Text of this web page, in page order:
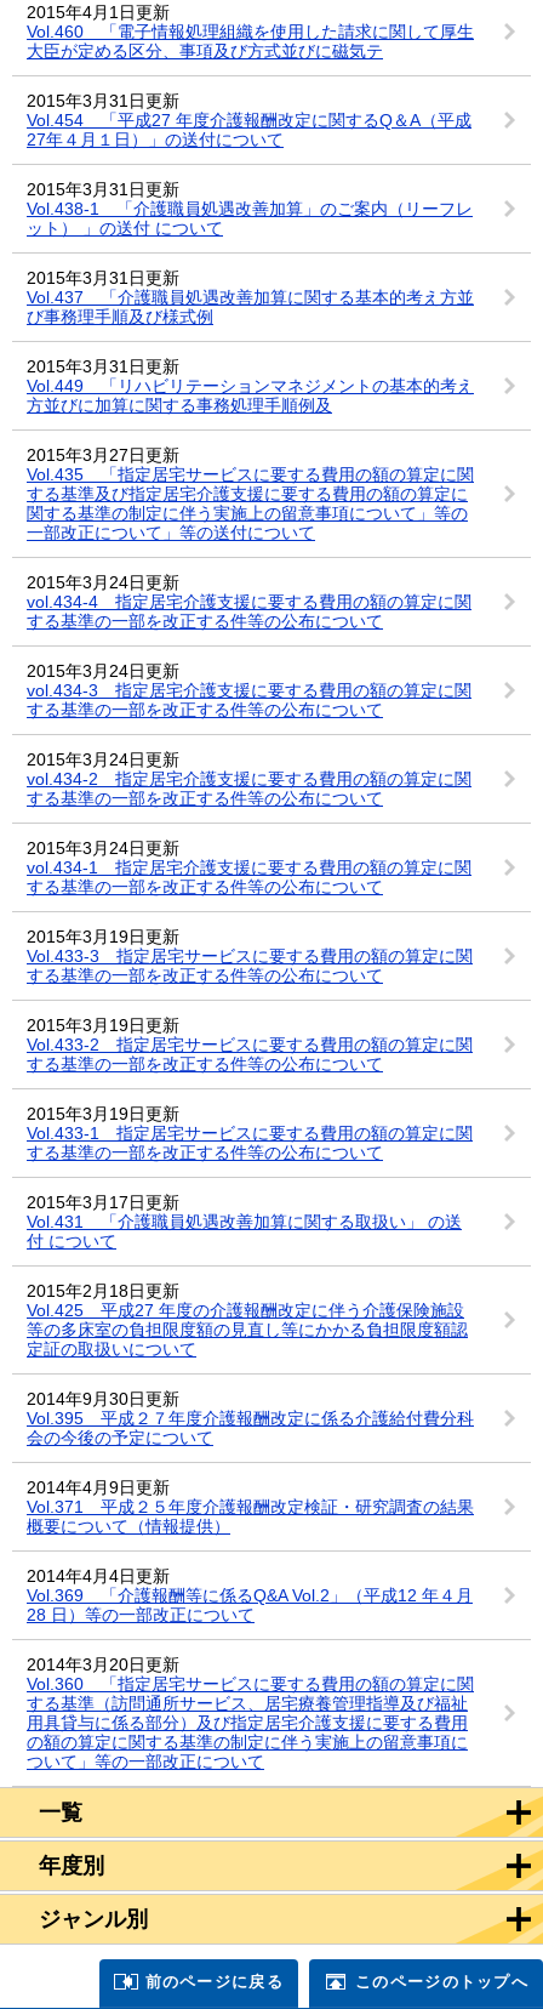
一覧
年度別
ジャンル別
2015年4月1日更新
Vol.460 「電子情報処理組織を使用した請求に関して厚生
大臣が定める区分、事項及び方式並びに磁気テ
2015年3月31日更新
Vol.454 「平成27 年度介護報酬改定に関するQ＆A（平成
27年４月１日）」の送付について
2015年3月31日更新
Vol.438-1 「介護職員処遇改善加算」のご案内（リーフレ
ット） 」の送付 について
2015年3月31日更新
Vol.437 「介護職員処遇改善加算に関する基本的考え方並
び事務理手順及び様式例
2015年3月31日更新
Vol.449 「リハビリテーションマネジメントの基本的考え
方並びに加算に関する事務処理手順例及
2015年3月27日更新
Vol.435 「指定居宅サービスに要する費用の額の算定に関
する基準及び指定居宅介護支援に要する費用の額の算定に
関する基準の制定に伴う実施上の留意事項について」等の
一部改正について」等の送付について
2015年3月24日更新
vol.434-4 指定居宅介護支援に要する費用の額の算定に関
する基準の一部を改正する件等の公布について
2015年3月24日更新
vol.434-3 指定居宅介護支援に要する費用の額の算定に関
する基準の一部を改正する件等の公布について
2015年3月24日更新
vol.434-2 指定居宅介護支援に要する費用の額の算定に関
する基準の一部を改正する件等の公布について
2015年3月24日更新
vol.434-1 指定居宅介護支援に要する費用の額の算定に関
する基準の一部を改正する件等の公布について
2015年3月19日更新
Vol.433-3 指定居宅サービスに要する費用の額の算定に関
する基準の一部を改正する件等の公布について
2015年3月19日更新
Vol.433-2 指定居宅サービスに要する費用の額の算定に関
する基準の一部を改正する件等の公布について
2015年3月19日更新
Vol.433-1 指定居宅サービスに要する費用の額の算定に関
する基準の一部を改正する件等の公布について
2015年3月17日更新
Vol.431 「介護職員処遇改善加算に関する取扱い」 の送
付 について
2015年2月18日更新
Vol.425 平成27 年度の介護報酬改定に伴う介護保険施設
等の多床室の負担限度額の見直し等にかかる負担限度額認
定証の取扱いについて
2014年9月30日更新
Vol.395 平成２７年度介護報酬改定に係る介護給付費分科
会の今後の予定について
2014年4月9日更新
Vol.371 平成２５年度介護報酬改定検証・研究調査の結果
概要について（情報提供）
2014年4月4日更新
Vol.369 「介護報酬等に係るQ&A Vol.2」（平成12 年４月
28 日）等の一部改正について
2014年3月20日更新
Vol.360 「指定居宅サービスに要する費用の額の算定に関
する基準（訪問通所サービス、居宅療養管理指導及び福祉
用具貸与に係る部分）及び指定居宅介護支援に要する費用
の額の算定に関する基準の制定に伴う実施上の留意事項に
ついて」等の一部改正について
前のページに戻る このページのトップへ